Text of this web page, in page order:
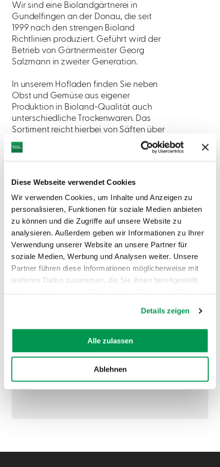
Diese Webseite verwendet Cookies
Wir verwenden Cookies, um Inhalte und Anzeigen zu
personalisieren, Funktionen für soziale Medien anbieten
zu können und die Zugriffe auf unsere Website zu
analysieren. Außerdem geben wir Informationen zu Ihrer
Verwendung unserer Website an unsere Partner für
soziale Medien, Werbung und Analysen weiter. Unsere
Partner führen diese Informationen möglicherweise mit
weiteren Daten zusammen, die Sie ihnen bereitgestellt
Details zeigen
Alle zulassen
Ablehnen
Wir sind eine Biolandgärtnerei in
Gundelfingen an der Donau, die seit
1999 nach den strengen Bioland
Richtlinien produziert. Geführt wird der
Betrieb von Gärtnermeister Georg
Salzmann in zweiter Generation.
In unserem Hofladen finden Sie neben
Obst und Gemüse aus eigener
Produktion in Bioland-Qualität auch
unterschiedliche Trockenwaren. Das
Sortiment reicht hierbei von Säften über
Nudeln bis hin zu verarbeiteten
Produkten aus eigenem Gemüse. Wenn
Nummer an.
Öffnungszeiten